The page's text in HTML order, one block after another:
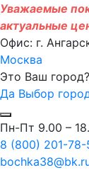
Уважаемые
актуальные
Офис: г.
Москва
Это Ваш город?
Да Выбор
Пн-Пт 9.00 –
8 (800) 201-78-